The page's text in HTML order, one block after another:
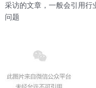
采访的文章，一般会引用行
问题